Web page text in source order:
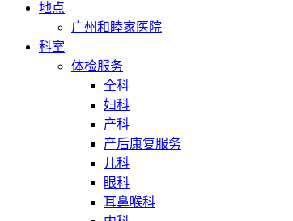
地点
广州和睦家医院
科室
体检服务
全科
妇科
产科
产后康复服务
儿科
眼科
耳鼻喉科